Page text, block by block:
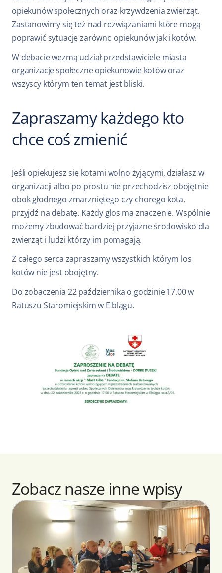
opiekunów społecznych oraz krzywdzenia zwierząt.
Zastanowimy się też nad rozwiązaniami które mogą
poprawić sytuację zarówno opiekunów jak i kotów.
W debacie wezmą udział przedstawiciele miasta
organizacje społeczne opiekunowie kotów oraz
wszyscy którym ten temat jest bliski.
Zapraszamy każdego kto
chce coś zmienić
Jeśli opiekujesz się kotami wolno żyjącymi, działasz w
organizacji albo po prostu nie przechodzisz obojętnie
obok głodnego zmarzniętego czy chorego kota,
przyjdź na debatę. Każdy głos ma znaczenie. Wspólnie
możemy zbudować bardziej przyjazne środowisko dla
zwierząt i ludzi którzy im pomagają.
Z całego serca zapraszamy wszystkich którym los
kotów nie jest obojętny.
Do zobaczenia 22 października o godzinie 17.00 w
Ratuszu Staromiejskim w Elblągu.
Zobacz nasze inne wpisy